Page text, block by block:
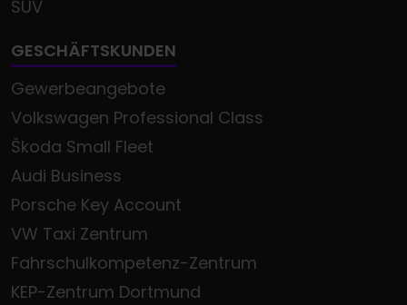
SUV
GESCHÄFTSKUNDEN
Gewerbeangebote
Volkswagen Professional Class
Škoda Small Fleet
Audi Business
Porsche Key Account
VW Taxi Zentrum
Fahrschulkompetenz-Zentrum
KEP-Zentrum Dortmund